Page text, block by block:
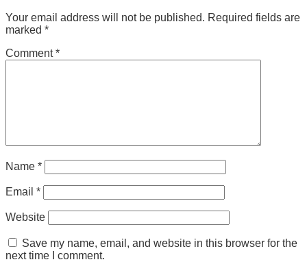
Your email address will not be published. Required fields are
marked *
Comment*
Name *
Email *
Website
Save my name, email, and website in this browser for the
next time I comment.